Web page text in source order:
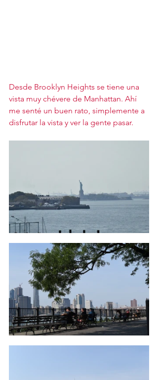
Desde Brooklyn Heights se tiene una
vista muy chévere de Manhattan. Ahí
me senté un buen rato, simplemente a
disfrutar la vista y ver la gente pasar.